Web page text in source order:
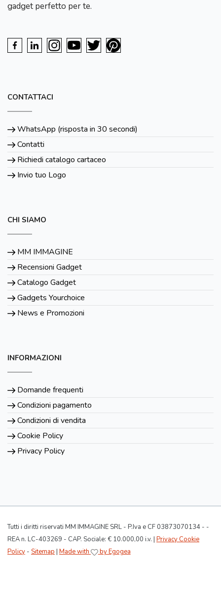
gadget perfetto per te.
CONTATTACI
WhatsApp (risposta in 30 secondi)
Contatti
Richiedi catalogo cartaceo
Invio tuo Logo
CHI SIAMO
MM IMMAGINE
Recensioni Gadget
Catalogo Gadget
Gadgets Yourchoice
News e Promozioni
INFORMAZIONI
Domande frequenti
Condizioni pagamento
Condizioni di vendita
Cookie Policy
Privacy Policy
Tutti i diritti riservati MM IMMAGINE SRL - P.Iva e CF 03873070134 - -
REA n. LC-403269 - CAP. Sociale: € 10.000,00 i.v. | Privacy Cookie
Policy - Sitemap | Made with by Egogea